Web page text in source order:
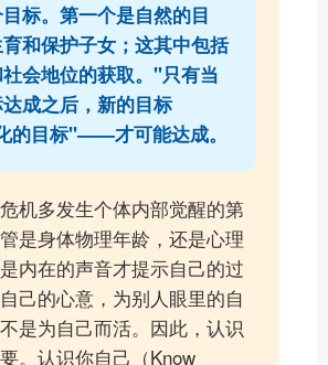
标。第一个是自然的目
和保护子女；这其中包括
会地位的获取。"只有当
成之后，新的目标
目标"——才可能达成。
机多发生个体内部觉醒的第
是身体物理年龄，还是心理
内在的声音才提示自己的过
己的心意，为别人眼里的自
是为自己而活。因此，认识
。认识你自己（Know